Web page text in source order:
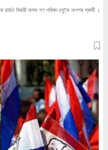
ৱাৰ্ডত বিজয়ী অসম গণ পৰিষদ চমুকৈ অগপৰ প্ৰাৰ্থী ।